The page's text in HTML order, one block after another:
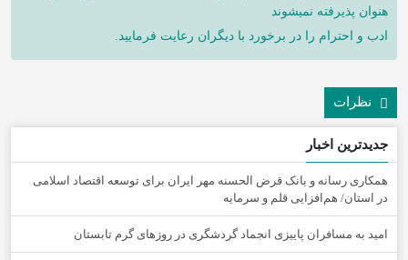
هنوان پذیرفته نمیشوند
ادب و احترام را در برخورد با دیگران رعایت فرمایید.
نظرات
جدیدترین اخبار
همکاری رسانه و بانک قرض الحسنه مهر ایران برای توسعه اقتصاد اسلامی
در استان/ هم‌افزایی قلم و سرمایه
امید به مسافران پاییزی انجماد گردشگری در روزهای گرم تابستان